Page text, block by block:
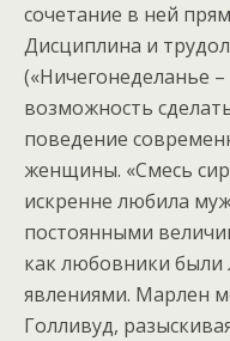
сочетание в ней
Дисциплина и
(«Ничегонеделанье
возможность
поведение
женщины. «Смесь
искренне любила
постоянными
как любовники
явлениями. Марлен
Голливуд,